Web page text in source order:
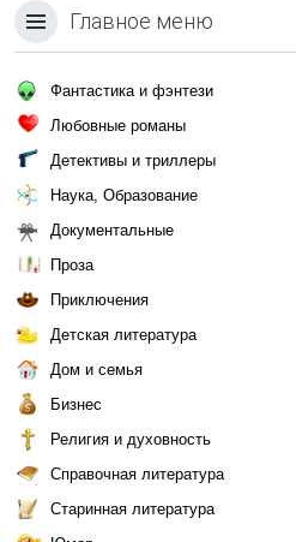
Главное меню
Фантастика и фэнтези
Любовные романы
Детективы и триллеры
Наука, Образование
Документальные
Проза
Приключения
Детская литература
Дом и семья
Бизнес
Религия и духовность
Справочная литература
Старинная литература